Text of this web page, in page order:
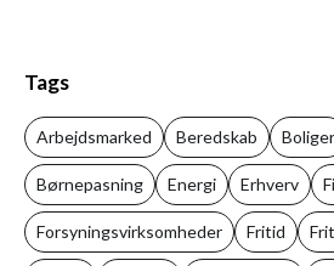
Tags
Arbejdsmarked Beredskab Boliger
Børnepasning Energi Erhverv
Forsyningsvirksomheder Fritid